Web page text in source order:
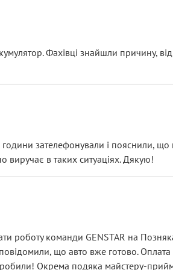
із головним гальмівним циліндром
і тоді сервіс наче справив
хвилюватися. ( надіюсь новий
підірвав.
а “аби швидше і дорожче”. Саме це
Фахівці знайшли причину,
зателефонували і пояснили,
виручає в таких ситуаціях. Дякую!
роботу команди GENSTAR на
що авто вже готово.
Окрема подяка майстеру-